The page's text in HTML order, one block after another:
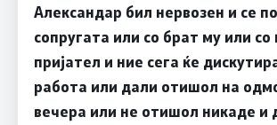
Александар бил нервозен и се
сопругата или со брат му или со
пријател и ние сега ќе
работа или дали отишол на
вечера или не отишол никаде и